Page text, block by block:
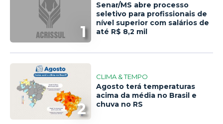
1
Senar/MS abre processo
seletivo para profissionais de
nível superior com salários de
até R$ 8,2 mil
2
CLIMA & TEMPO
Agosto terá temperaturas
acima da média no Brasil e
chuva no RS